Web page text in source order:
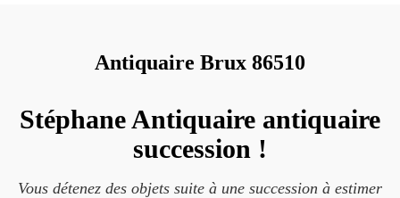
Antiquaire Brux 86510
Stéphane Antiquaire antiquaire
succession !
Vous détenez des objets suite à une succession à estimer